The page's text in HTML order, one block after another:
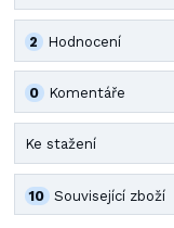
Hodnocení
2
Komentáře
0
Ke stažení
Související zboží
10